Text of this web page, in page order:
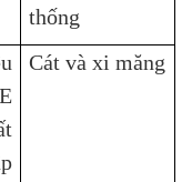
thống
Cát và xi măng